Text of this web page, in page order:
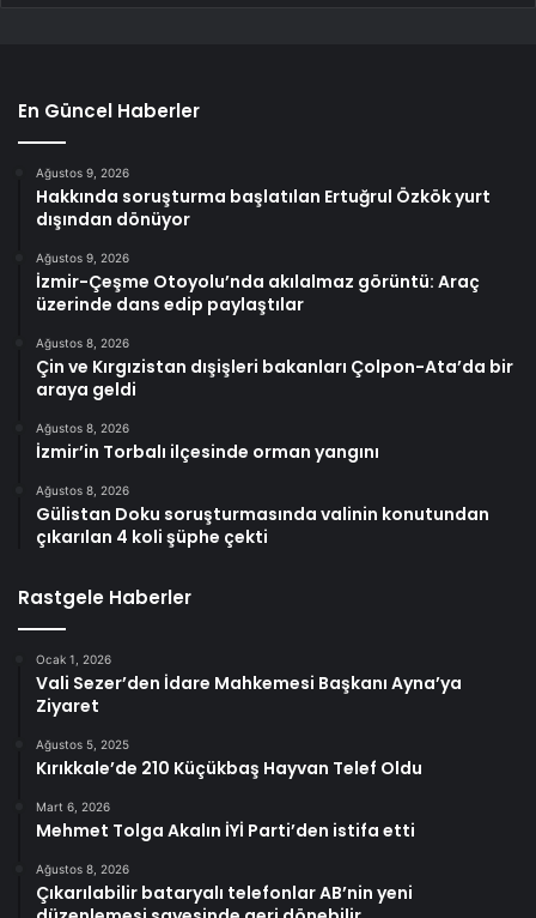
En Güncel Haberler
Ağustos 9, 2026
Hakkında soruşturma başlatılan Ertuğrul Özkök yurt
dışından dönüyor
Ağustos 9, 2026
İzmir-Çeşme Otoyolu’nda akılalmaz görüntü: Araç
üzerinde dans edip paylaştılar
Ağustos 8, 2026
Çin ve Kırgızistan dışişleri bakanları Çolpon-Ata’da bir
araya geldi
Ağustos 8, 2026
İzmir’in Torbalı ilçesinde orman yangını
Ağustos 8, 2026
Gülistan Doku soruşturmasında valinin konutundan
çıkarılan 4 koli şüphe çekti
Rastgele Haberler
Ocak 1, 2026
Vali Sezer’den İdare Mahkemesi Başkanı Ayna’ya
Ziyaret
Ağustos 5, 2025
Kırıkkale’de 210 Küçükbaş Hayvan Telef Oldu
Mart 6, 2026
Mehmet Tolga Akalın İYİ Parti’den istifa etti
Ağustos 8, 2026
Çıkarılabilir bataryalı telefonlar AB’nin yeni